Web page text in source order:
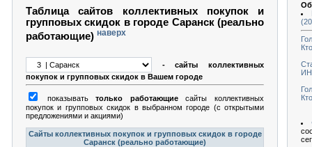
Таблица сайтов коллективных покупок и
групповых скидок в городе Саранск (реально
работающие) наверх
- сайты коллективных
покупок и групповых скидок в Вашем городе
показыватьтолько работающиесайты коллективных
покупок и групповых скидок в выбранном городе (с открытыми
предложениями и акциями)
Сайты коллективных покупок и групповых скидок в городе
Саранск (реально работающие)